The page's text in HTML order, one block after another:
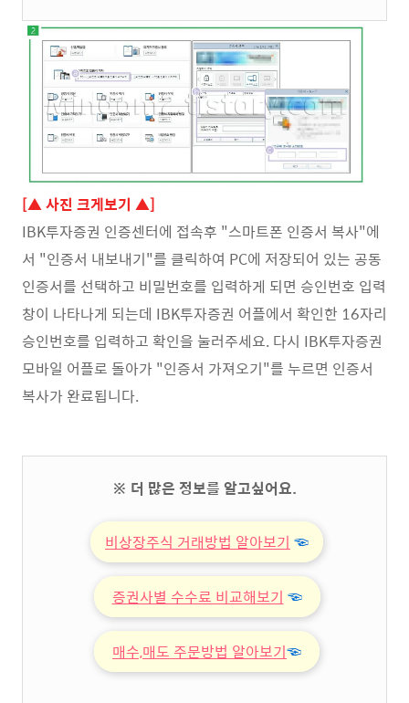
[▲ 사진 크게보기 ▲]
IBK투자증권 인증센터에 접속후 "스마트폰 인증서 복사"에
서 "인증서 내보내기"를 클릭하여 PC에 저장되어 있는 공동
인증서를 선택하고 비밀번호를 입력하게 되면 승인번호 입력
창이 나타나게 되는데 IBK투자증권 어플에서 확인한 16자리
승인번호를 입력하고 확인을 눌러주세요. 다시 IBK투자증권
모바일 어플로 돌아가 "인증서 가져오기"를 누르면 인증서
복사가 완료됩니다.
※ 더 많은 정보를 알고싶어요.
비상장주식 거래방법 알아보기 ☜
증권사별 수수료 비교해보기 ☜
매수,매도 주문방법 알아보기☜